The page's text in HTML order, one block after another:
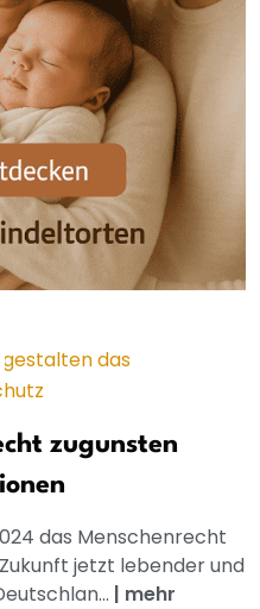
zugunsten
das Menschenrecht
jetzt lebender und
| mehr